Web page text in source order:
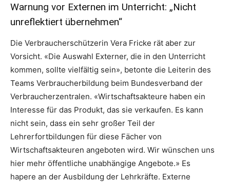
Warnung vor Externen im Unterricht: „Nicht
unreflektiert übernehmen“
Die Verbraucherschützerin Vera Fricke rät aber zur
Vorsicht. «Die Auswahl Externer, die in den Unterricht
kommen, sollte vielfältig sein», betonte die Leiterin des
Teams Verbraucherbildung beim Bundesverband der
Verbraucherzentralen. «Wirtschaftsakteure haben ein
Interesse für das Produkt, das sie verkaufen. Es kann
nicht sein, dass ein sehr großer Teil der
Lehrerfortbildungen für diese Fächer von
Wirtschaftsakteuren angeboten wird. Wir wünschen uns
hier mehr öffentliche unabhängige Angebote.» Es
hapere an der Ausbildung der Lehrkräfte. Externe